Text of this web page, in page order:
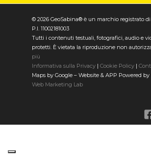
© 2026 GeoSabina® è un marchio registrato
P.I. 11002181003
Tutti i contenuti testuali, fotografici, audio e
protetti. È vietata la riproduzione non
più
Informativa sulla Privacy | Cookie Policy |
Maps by Google – Website & APP Powered by
Web Marketing Lab